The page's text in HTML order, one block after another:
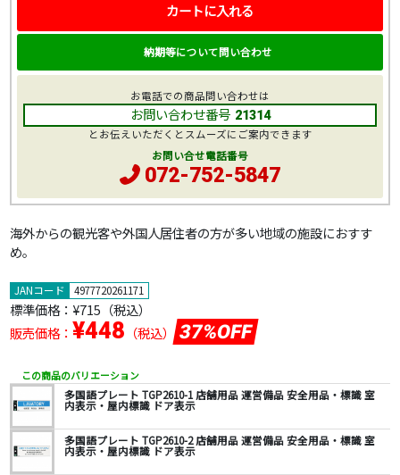
海外からの観光客や外国人居住者の方が多い地域の施設におすす
め。
JANコード 4977720261171
標準価格： ¥715 （税込）
販売価格： ¥448 （税込） 37%OFF
この商品のバリエーション
多国語プレート TGP2610-1 店舗用品 運営備品 安全用品・標識 室
内表示・屋内標識 ドア表示
多国語プレート TGP2610-2 店舗用品 運営備品 安全用品・標識 室
内表示・屋内標識 ドア表示
カートに入れる
納期等について問い合わせ
お電話での商品問い合わせは
お問い合わせ番号 21314
とお伝えいただくとスムーズにご案内できます
お問い合せ電話番号
072-752-5847